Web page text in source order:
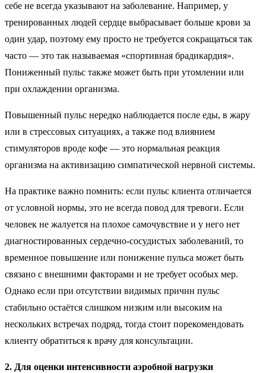
себе не всегда указывают на заболевание. Например, у
тренированных людей сердце выбрасывает больше крови за
один удар, поэтому ему просто не требуется сокращаться так
часто — это так называемая «спортивная брадикардия».
Пониженный пульс также может быть при утомлении или
при охлаждении организма.
Повышенный пульс нередко наблюдается после еды, в жару
или в стрессовых ситуациях, а также под влиянием
стимуляторов вроде кофе — это нормальная реакция
организма на активизацию симпатической нервной системы.
На практике важно помнить: если пульс клиента отличается
от условной нормы, это не всегда повод для тревоги. Если
человек не жалуется на плохое самочувствие и у него нет
диагностированных сердечно-сосудистых заболеваний, то
временное повышение или понижение пульса может быть
связано с внешними факторами и не требует особых мер.
Однако если при отсутствии видимых причин пульс
стабильно остаётся слишком низким или высоким на
нескольких встречах подряд, тогда стоит порекомендовать
клиенту обратиться к врачу для консультации.
2. Для оценки интенсивности аэробной нагрузки